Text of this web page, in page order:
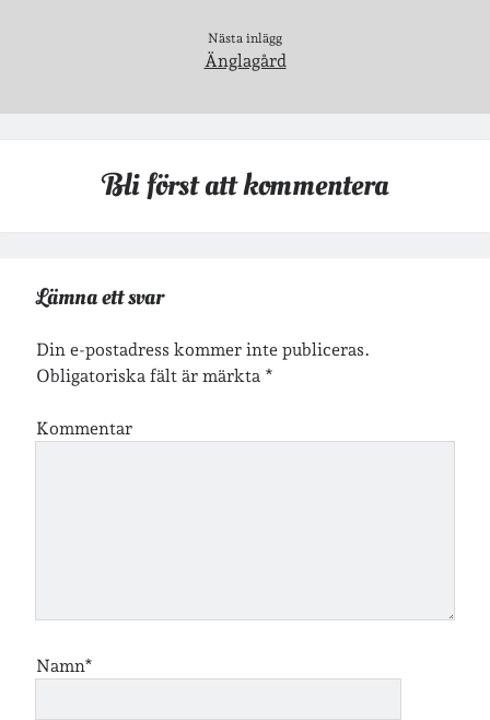
Jag bokför min läsning på Goodreads
Geocaching
Nästa inlägg
Änglagård
Bli först att kommentera
Lämna ett svar
Din e-postadress kommer inte publiceras.
Obligatoriska fält är märkta *
Kommentar
Namn*